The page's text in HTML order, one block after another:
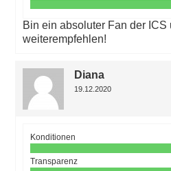
Bin ein absoluter Fan der
weiterempfehlen!
Diana
19.12.2020
Konditionen
Transparenz